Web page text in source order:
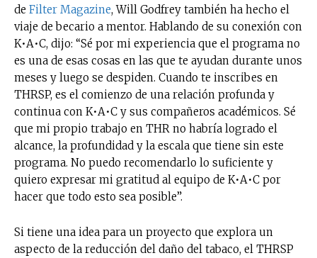
No te pierdas de las
últimas noticias
Suscríbete a nuestro boletín diario y
reducción de daños en tu correo
electrónico.
de Filter Magazine, Will Godfrey también ha hecho el
viaje de becario a mentor. Hablando de su conexión con
K•A•C, dijo: “Sé por mi experiencia que el programa no
es una de esas cosas en las que te ayudan durante unos
meses y luego se despiden. Cuando te inscribes en
THRSP, es el comienzo de una relación profunda y
continua con K•A•C y sus compañeros académicos. Sé
que mi propio trabajo en THR no habría logrado el
alcance, la profundidad y la escala que tiene sin este
programa. No puedo recomendarlo lo suficiente y
quiero expresar mi gratitud al equipo de K•A•C por
hacer que todo esto sea posible”.
Si tiene una idea para un proyecto que explora un
aspecto de la reducción del daño del tabaco, el THRSP